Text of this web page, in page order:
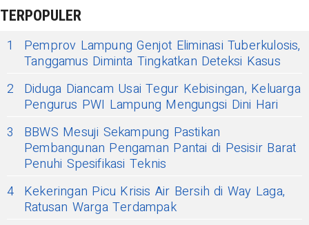
TERPOPULER
1
Pemprov Lampung Genjot Eliminasi Tuberkulosis,
Tanggamus Diminta Tingkatkan Deteksi Kasus
2
Diduga Diancam Usai Tegur Kebisingan, Keluarga
Pengurus PWI Lampung Mengungsi Dini Hari
3
BBWS Mesuji Sekampung Pastikan
Pembangunan Pengaman Pantai di Pesisir Barat
Penuhi Spesifikasi Teknis
4 Kekeringan Picu Krisis Air Bersih di Way Laga,
Ratusan Warga Terdampak